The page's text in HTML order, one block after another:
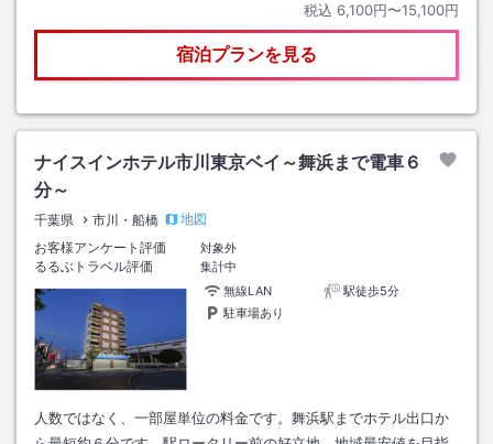
税込 6,100円〜15,100円
宿泊プランを見る
ナイスインホテル市川東京ベイ～舞浜まで電車６
分～
千葉県 市川・船橋
地図
お客様アンケート評価
対象外
るるぶトラベル評価
集計中
無線LAN
駅徒歩5分
駐車場あり
人数ではなく、一部屋単位の料金です。舞浜駅までホテル出口か